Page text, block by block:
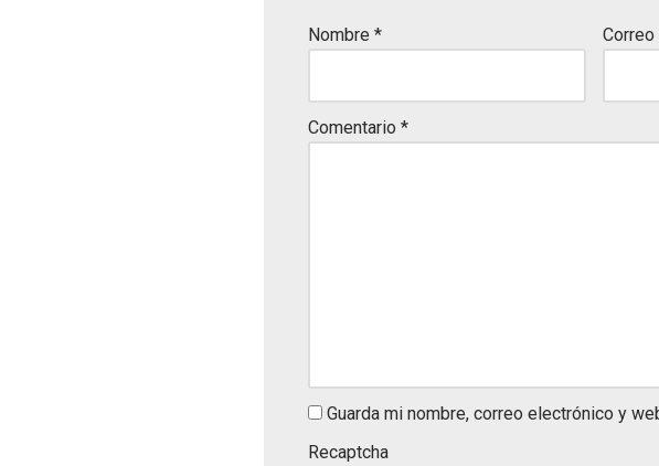
Nombre *
Comentario *
Guarda mi nombre, correo electrónico y
Recaptcha